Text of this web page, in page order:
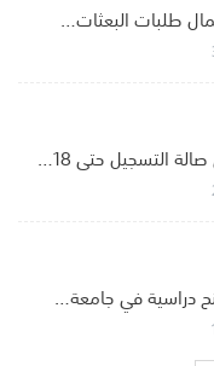
طلبات البعثات…
التسجيل حتى 18…
دراسية في جامعة…